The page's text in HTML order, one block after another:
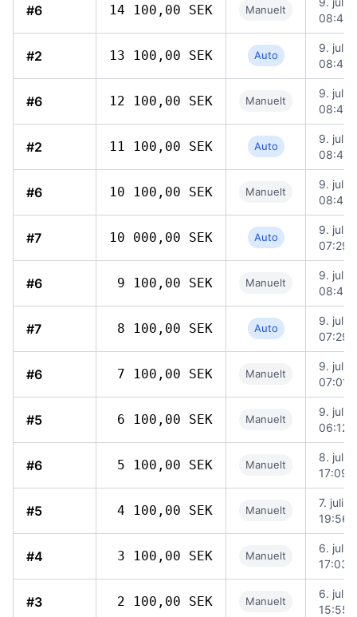
#6 14 100,00 SEK Manuelt
08:49
#2 13 100,00 SEK Auto
9. juli
08:47
#6 12 100,00 SEK Manuelt
9. juli
08:47
#2 11 100,00 SEK Auto
9. juli
08:47
#6 10 100,00 SEK Manuelt
9. juli
08:46
#7 10 000,00 SEK Auto
9. juli
07:29
#6 9 100,00 SEK Manuelt
9. juli
08:45
#7 8 100,00 SEK Auto
9. juli
07:29
#6 7 100,00 SEK Manuelt
9. juli
07:01
#5 6 100,00 SEK Manuelt
9. juli
06:12
#6 5 100,00 SEK Manuelt
8. juli
17:09
#5 4 100,00 SEK Manuelt
7. juli
19:56
#4 3 100,00 SEK Manuelt
6. juli
17:03
#3 2 100,00 SEK Manuelt
6. juli
15:55